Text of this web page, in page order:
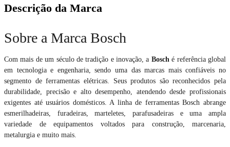
Descrição da Marca
Sobre a Marca Bosch
Com mais de um século de tradição e inovação, a Bosché referência global
em tecnologia e engenharia, sendo uma das marcas mais confiáveis no
segmento de ferramentas elétricas. Seus produtos são reconhecidos pela
durabilidade, precisão e alto desempenho, atendendo desde profissionais
exigentes até usuários domésticos. A linha de ferramentas Bosch abrange
esmerilhadeiras, furadeiras, marteletes, parafusadeiras e uma ampla
variedade de equipamentos voltados para construção, marcenaria,
metalurgia e muito mais.